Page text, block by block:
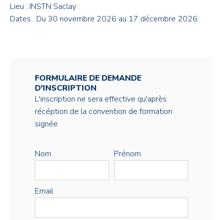
Lieu : INSTN Saclay
Dates : Du 30 novembre 2026 au 17 décembre 2026
FORMULAIRE DE DEMANDE
D'INSCRIPTION
L'inscription ne sera effective qu'après
récéption de la convention de formation
signée
Nom Prénom
Email